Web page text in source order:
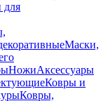
Маски,
НожиАксессуары
Ковры и
Ковры,